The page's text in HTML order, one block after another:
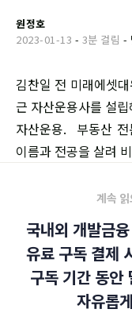
원정호
2023-01-13 - 3분 걸림 -
김찬일 전 미래에셋
근 자산운용사를 설
자산운용. 부동산 전
이름과 전공을 살려
계속
국내외 개발금
유료 구독 결제
구독 기간 동안
자유롭